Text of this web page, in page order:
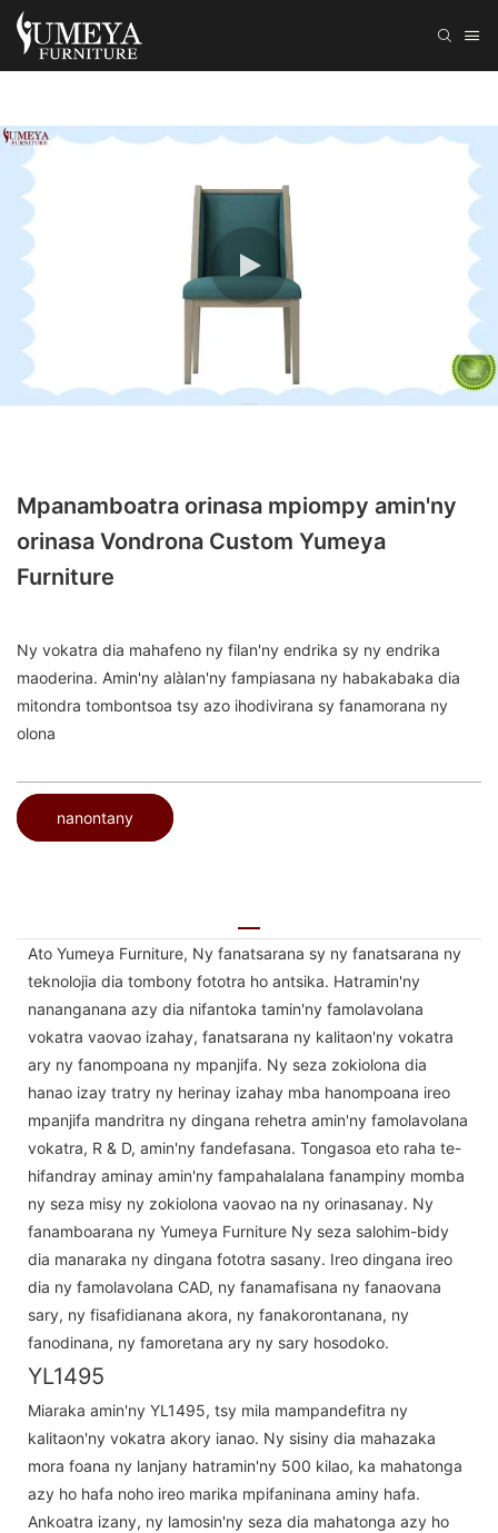
Mpanamboatra orinasa mpiompy amin'ny
orinasa Vondrona Custom Yumeya
Furniture
Ny vokatra dia mahafeno ny filan'ny endrika sy ny endrika
maoderina. Amin'ny alàlan'ny fampiasana ny habakabaka dia
mitondra tombontsoa tsy azo ihodivirana sy fanamorana ny
olona
nanontany
Ato Yumeya Furniture, Ny fanatsarana sy ny fanatsarana ny
teknolojia dia tombony fototra ho antsika. Hatramin'ny
nananganana azy dia nifantoka tamin'ny famolavolana
vokatra vaovao izahay, fanatsarana ny kalitaon'ny vokatra
ary ny fanompoana ny mpanjifa. Ny seza zokiolona dia
hanao izay tratry ny herinay izahay mba hanompoana ireo
mpanjifa mandritra ny dingana rehetra amin'ny famolavolana
vokatra, R & D, amin'ny fandefasana. Tongasoa eto raha te-
hifandray aminay amin'ny fampahalalana fanampiny momba
ny seza misy ny zokiolona vaovao na ny orinasanay. Ny
fanamboarana ny Yumeya Furniture Ny seza salohim-bidy
dia manaraka ny dingana fototra sasany. Ireo dingana ireo
dia ny famolavolana CAD, ny fanamafisana ny fanaovana
sary, ny fisafidianana akora, ny fanakorontanana, ny
fanodinana, ny famoretana ary ny sary hosodoko.
YL1495
Miaraka amin'ny YL1495, tsy mila mampandefitra ny
kalitaon'ny vokatra akory ianao. Ny sisiny dia mahazaka
mora foana ny lanjany hatramin'ny 500 kilao, ka mahatonga
azy ho hafa noho ireo marika mpifaninana aminy hafa.
Ankoatra izany, ny lamosin'ny seza dia mahatonga azy ho